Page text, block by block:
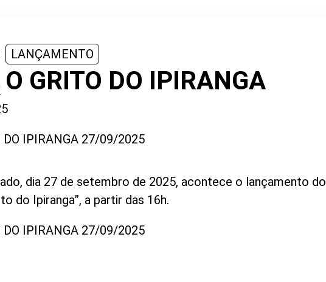
LANÇAMENTO
O GRITO DO IPIRANGA
dia 27 de setembro de 2025, acontece o lançamento do
do Ipiranga”, a partir das 16h.